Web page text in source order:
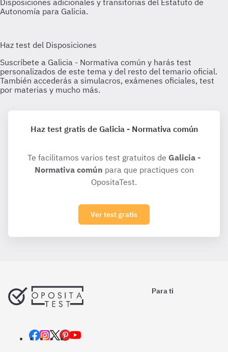
Haz test gratis de Galicia - Normativa común
Te facilitamos varios test gratuitos de Galicia -
Normativa común para que practiques con
OpositaTest.
Ver test gratis
Para ti